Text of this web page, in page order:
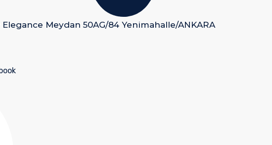
Meydan 50AG/84 Yenimahalle/ANKARA